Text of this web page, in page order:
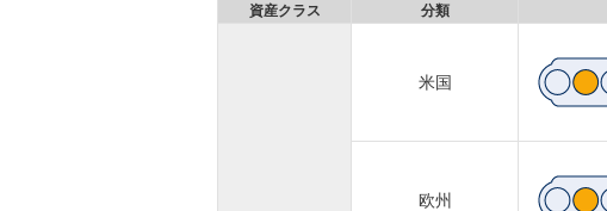
資産クラス 分類
米国
欧州